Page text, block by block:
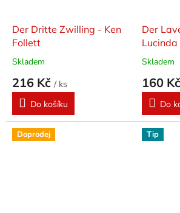
Der Dritte Zwilling - Ken
Follett
Skladem
216 Kč / ks
Do košíku
Der
Lucinda
Skladem
160 Kč
Do
Doprodej Tip